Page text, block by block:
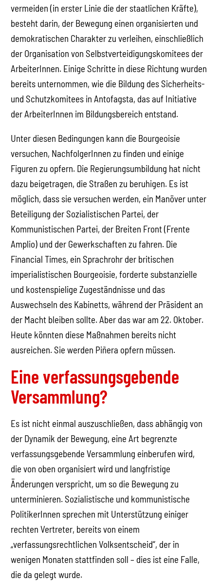
vermeiden (in erster Linie die der staatlichen Kräfte),
besteht darin, der Bewegung einen organisierten und
demokratischen Charakter zu verleihen, einschließlich
der Organisation von Selbstverteidigungskomitees der
ArbeiterInnen. Einige Schritte in diese Richtung wurden
bereits unternommen, wie die Bildung des Sicherheits-
und Schutzkomitees in Antofagsta, das auf Initiative
der ArbeiterInnen im Bildungsbereich entstand.
Unter diesen Bedingungen kann die Bourgeoisie
versuchen, NachfolgerInnen zu finden und einige
Figuren zu opfern. Die Regierungsumbildung hat nicht
dazu beigetragen, die Straßen zu beruhigen. Es ist
möglich, dass sie versuchen werden, ein Manöver unter
Beteiligung der Sozialistischen Partei, der
Kommunistischen Partei, der Breiten Front (Frente
Amplio) und der Gewerkschaften zu fahren. Die
Financial Times, ein Sprachrohr der britischen
imperialistischen Bourgeoisie, forderte substanzielle
und kostenspielige Zugeständnisse und das
Auswechseln des Kabinetts, während der Präsident an
der Macht bleiben sollte. Aber das war am 22. Oktober.
Heute könnten diese Maßnahmen bereits nicht
ausreichen. Sie werden Piñera opfern müssen.
Eine verfassungsgebende
Versammlung?
Es ist nicht einmal auszuschließen, dass abhängig von
der Dynamik der Bewegung, eine Art begrenzte
verfassungsgebende Versammlung einberufen wird,
die von oben organisiert wird und langfristige
Änderungen verspricht, um so die Bewegung zu
unterminieren. Sozialistische und kommunistische
PolitikerInnen sprechen mit Unterstützung einiger
rechten Vertreter, bereits von einem
„verfassungsrechtlichen Volksentscheid“, der in
wenigen Monaten stattfinden soll – dies ist eine Falle,
die da gelegt wurde.